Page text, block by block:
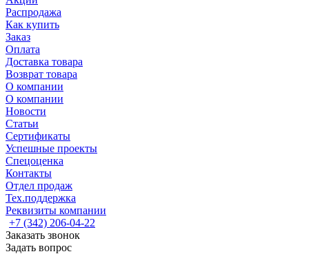
Распродажа
Как купить
Заказ
Оплата
Доставка товара
Возврат товара
О компании
О компании
Новости
Статьи
Сертификаты
Успешные проекты
Спецоценка
Контакты
Отдел продаж
Тех.поддержка
Реквизиты компании
+7 (342) 206-04-22
Заказать звонок
Задать вопрос